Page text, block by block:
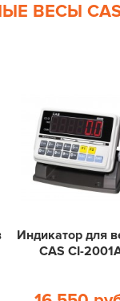
ВЕСЫ
Индикатор для
CAS CI-